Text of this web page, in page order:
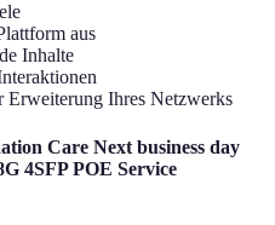
aus
Inhalte
Erweiterung Ihres Netzwerks
Care Next business day
4SFP POE Service